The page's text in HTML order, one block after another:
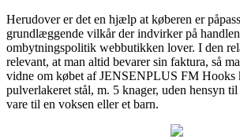
Herudover er det en hjælp at køberen er
grundlæggende vilkår der indvirker på
ombytningspolitik webbutikken lover. I den
relevant, at man altid bevarer sin faktura, så
vidne om købet af JENSENPLUS FM Hooks
pulverlakeret stål, m. 5 knager, uden hensyn
vare til en voksen eller et barn.